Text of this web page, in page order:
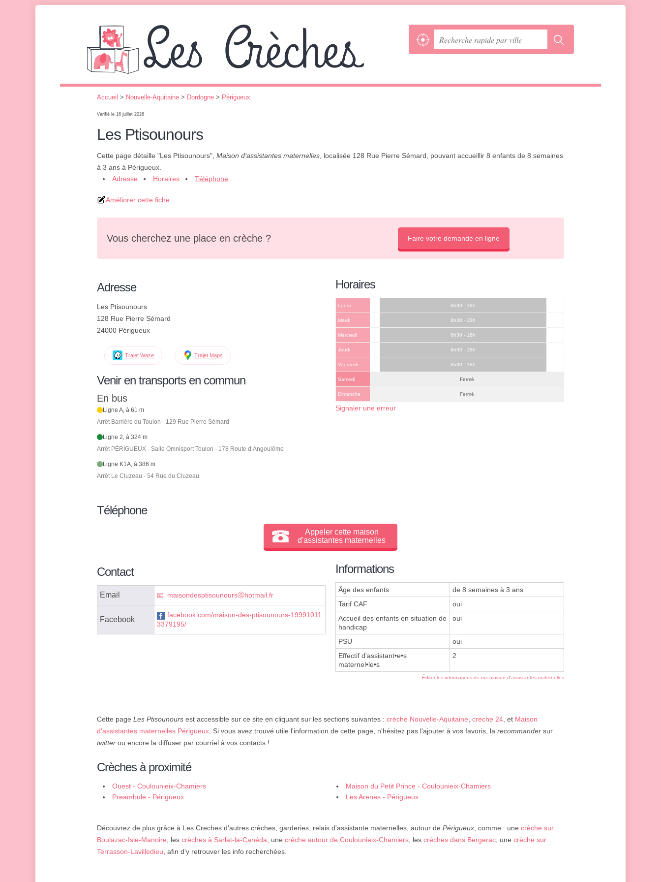
Accueil > Nouvelle-Aquitaine > Dordogne > Périgueux
Vérifié le 16 juillet 2026
Les Ptisounours
Cette page détaille "Les Ptisounours", Maison d'assistantes maternelles , localisée 128 Rue Pierre Sémard, pouvant accueillir 8 enfants de 8 semaines
à 3 ans à Périgueux.
Adresse
Horaires Téléphone
Améliorer cette fiche
Vous cherchez une place en crèche ? Faire votre demande en ligne
Adresse
Les Ptisounours
128 Rue Pierre Sémard
24000 Périgueux
Trajet Waze Trajet Maps
Venir en transports en commun
En bus
Ligne A, à 61 m
Arrêt Barrière du Toulon - 129 Rue Pierre Sémard
Ligne 2, à 324 m
Arrêt PÉRIGUEUX - Salle Omnisport Toulon - 178 Route d’Angoulême
Ligne K1A, à 386 m
Arrêt Le Cluzeau - 54 Rue du Cluzeau
Horaires
Lundi 8h30 - 18h
Mardi 8h30 - 18h
Mercredi 8h30 - 18h
Jeudi 8h30 - 18h
Vendredi 8h30 - 18h
Samedi Fermé
Dimanche Fermé
Signaler une erreur
Téléphone
Appeler cette maison
d'assistantes maternelles
Contact
Email maisondesptisounoursⓐhotmail.fr
Facebook
facebook.com/maison-des-ptisounours-19991011
3379195/
Informations
Âge des enfants
de 8 semaines à 3 ans
Tarif CAF
oui
Accueil des enfants en situation de
handicap
oui
PSU
oui
Effectif d'assistant•e•s
maternel•le•s
2
Éditer les informations de ma maison d'assistantes maternelles
Cette page Les Ptisounours est accessible sur ce site en cliquant sur les sections suivantes : crèche Nouvelle-Aquitaine, crèche 24, et Maison
d'assistantes maternelles Périgueux. Si vous avez trouvé utile l'information de cette page, n'hésitez pas l'ajouter à vos favoris, la recommander sur
twitter ou encore la diffuser par courriel à vos contacts !
Crèches à proximité
Ouest - Coulounieix-Chamiers
Maison du Petit Prince - Coulounieix-Chamiers
Preambule - Périgueux
Les Arenes - Périgueux
Découvrez de plus grâce à Les Creches d'autres crèches, garderies, relais d'assistante maternelles, autour de Périgueux, comme : une crèche sur
Boulazac-Isle-Manoire, les crèches à Sarlat-la-Canéda, une crèche autour de Coulounieix-Chamiers, les crèches dans Bergerac, une crèche sur
Terrasson-Lavilledieu, afin d'y retrouver les info recherchées.